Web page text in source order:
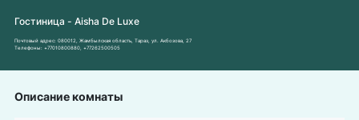
Гостиница - Aisha De Luxe
Почтовый адрес: 080012, Жамбылская область, Тараз, ул. Акбозова, 27
Телефоны: +77010800880 +77262500505
Описание комнаты